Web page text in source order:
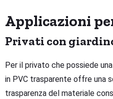
Applicazioni
Privati con
Per il privato che possiede una
in PVC trasparente offre una
trasparenza del materiale